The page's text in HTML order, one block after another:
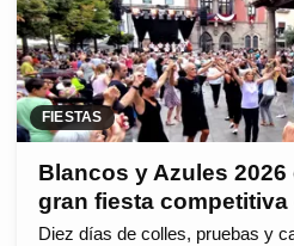
FIESTAS
Blancos y Azules
gran fiesta competitiva
Diez días de colles, pruebas y